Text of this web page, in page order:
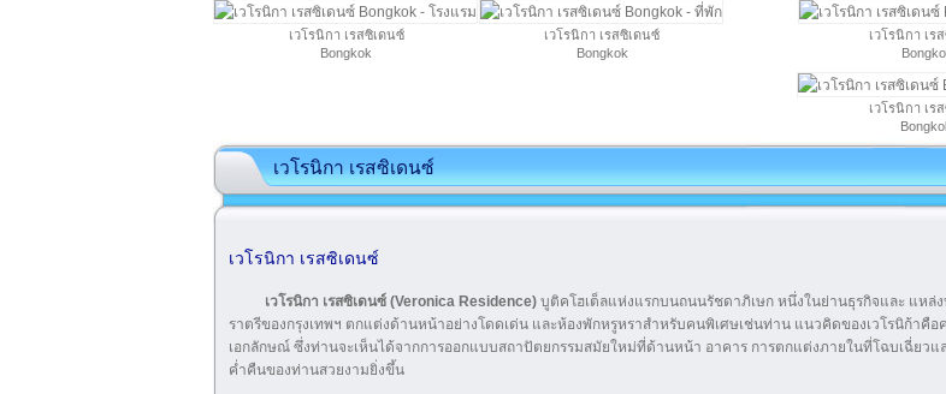
เวโรนิกา เร
เวโรนิกา เรสซิเดนซ์
Bongkok
เวโรนิกา เรสซิเดนซ์
Bongkok
เวโรนิกา เร
เวโรนิกา เรสซิเดนซ์
เวโรนิกา เรสซิเดนซ์
เวโรนิกา เรสซิเดนซ์ (Veronica Residence) บูติคโฮเต็ลแห่งแรกบนถนนรัชดาภิเษก หนึ่งในย่านธุรกิจและ แหล่ง
ราตรีของกรุงเทพฯ ตกแต่งด้านหน้าอย่างโดดเด่น และห้องพักหรูหราสำหรับคนพิเศษเช่นท่าน แนวคิดของเวโรนิก้าคือ
เอกลักษณ์ ซึ่งท่านจะเห็นได้จากการออกแบบสถาปัตยกรรมสมัยใหม่ที่ด้านหน้า อาคาร การตกแต่งภายในที่โฉบเฉี่ยวแ
ค่ำคืนของท่านสวยงามยิ่งขึ้น